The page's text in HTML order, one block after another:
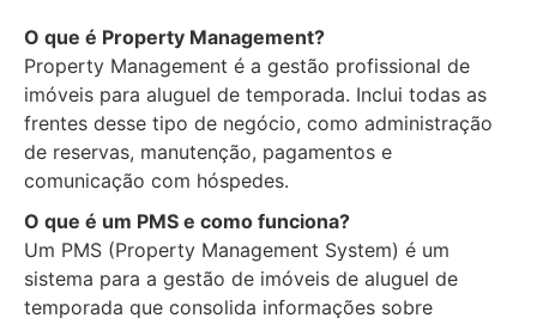
O que é Property Management?
Property Management é a gestão profissional de
imóveis para aluguel de temporada. Inclui todas as
frentes desse tipo de negócio, como administração
de reservas, manutenção, pagamentos e
comunicação com hóspedes.
O que é um PMS e como funciona?
Um PMS (Property Management System) é um
sistema para a gestão de imóveis de aluguel de
temporada que consolida informações sobre